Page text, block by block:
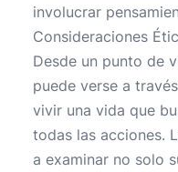
involucrar
Consideraciones
Desde un punto de
puede verse a
vivir una vida que
todas las acciones.
a examinar no solo